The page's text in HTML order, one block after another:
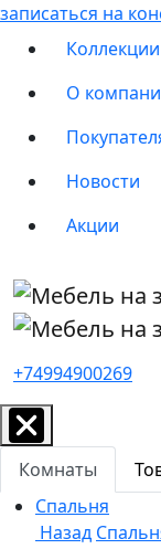
записаться на
Коллекции
О
Новости
Акции
+74994900269